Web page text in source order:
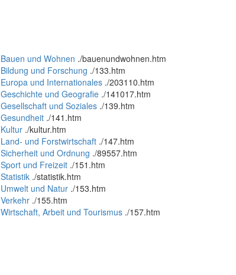
Bauen und Wohnen ./bauenundwohnen.htm
Bildung und Forschung ./133.htm
Europa und Internationales ./203110.htm
Geschichte und Geografie ./141017.htm
Gesellschaft und Soziales ./139.htm
Gesundheit ./141.htm
Kultur ./kultur.htm
Land- und Forstwirtschaft ./147.htm
Sicherheit und Ordnung ./89557.htm
Sport und Freizeit ./151.htm
Statistik ./statistik.htm
Umwelt und Natur ./153.htm
Verkehr ./155.htm
Wirtschaft, Arbeit und Tourismus ./157.htm